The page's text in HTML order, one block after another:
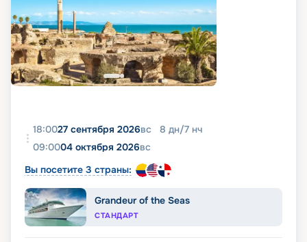
18:0027 сентября 2026вс 8 дн/7 нч
09:0004 октября 2026вс
Вы посетите 3 страны:
Grandeur of the Seas
СТАНДАРТ